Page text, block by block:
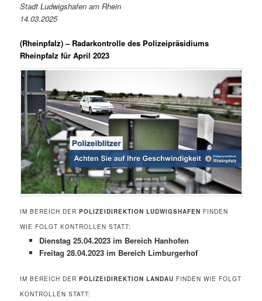
Stadt Ludwigshafen am Rhein
14.03.2025
(Rheinpfalz) – Radarkontrolle des Polizeipräsidiums
Rheinpfalz für April 2023
IM BEREICH DERPOLIZEIDIREKTION LUDWIGSHAFEN FINDEN
WIE FOLGT KONTROLLEN STATT:
Dienstag 25.04.2023 im Bereich Hanhofen
Freitag 28.04.2023 im Bereich Limburgerhof
IM BEREICH DERPOLIZEIDIREKTION LANDAU FINDEN WIE FOLGT
KONTROLLEN STATT: